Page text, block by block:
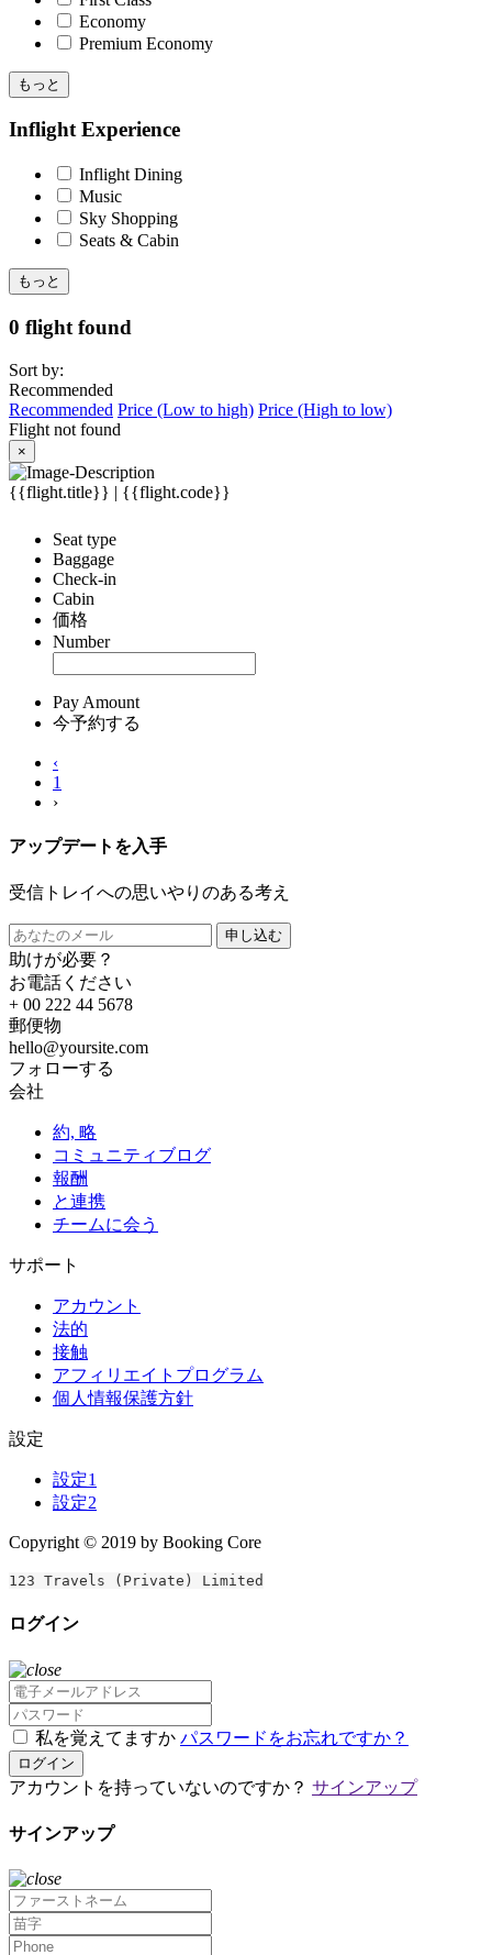
Economy
Premium Economy
もっと
Inflight Experience
Inflight Dining
Music
Sky Shopping
Seats & Cabin
もっと
0 flight found
Sort by:
Recommended
Recommended Price (Low to high) Price (High to low)
Flight not found
×
{{flight.title}} | {{flight.code}}
Seat type
Baggage
Check-in
Cabin
価格
Number
Pay Amount
今予約する
‹
1
›
アップデートを入手
受信トレイへの思いやりのある考え
申し込む
助けが必要？
お電話ください
+ 00 222 44 5678
郵便物
hello@yoursite.com
フォローする
会社
約, 略
コミュニティブログ
報酬
と連携
チームに会う
サポート
アカウント
法的
接触
アフィリエイトプログラム
個人情報保護方針
設定
設定1
設定2
Copyright © 2019 by Booking Core
123 Travels (Private) Limited
ログイン
私を覚えてますか パスワードをお忘れですか？
ログイン
アカウントを持っていないのですか？ サインアップ
サインアップ